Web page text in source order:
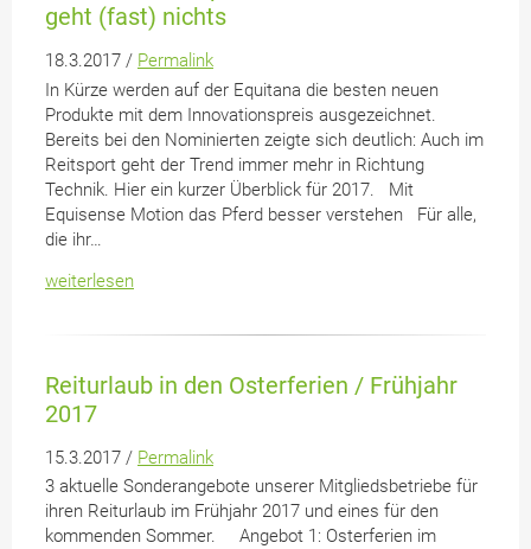
geht (fast) nichts
18.3.2017 / Permalink
In Kürze werden auf der Equitana die besten neuen
Produkte mit dem Innovationspreis ausgezeichnet.
Bereits bei den Nominierten zeigte sich deutlich: Auch im
Reitsport geht der Trend immer mehr in Richtung
Technik. Hier ein kurzer Überblick für 2017. Mit
Equisense Motion das Pferd besser verstehen Für alle,
die ihr…
weiterlesen
Reiturlaub in den Osterferien / Frühjahr
2017
15.3.2017 / Permalink
3 aktuelle Sonderangebote unserer Mitgliedsbetriebe für
ihren Reiturlaub im Frühjahr 2017 und eines für den
kommenden Sommer. Angebot 1: Osterferien im